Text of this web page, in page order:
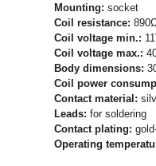
Mounting: socket
Coil resistance:
Coil voltage min.:
Coil voltage max.:
Body dimensions:
Coil power
Contact material:
Leads: for soldering
Contact plating:
Operating